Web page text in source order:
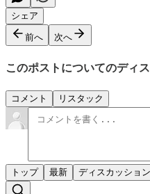
シェア
前へ 次へ
このポストについてのディ
コメント リスタック
トップ 最新 ディスカッション